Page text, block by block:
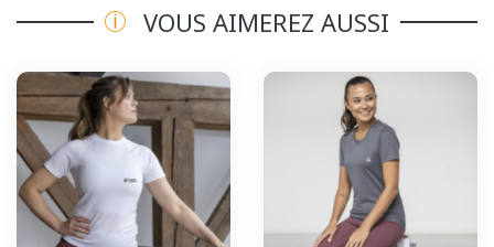
VOUS AIMEREZ AUSSI